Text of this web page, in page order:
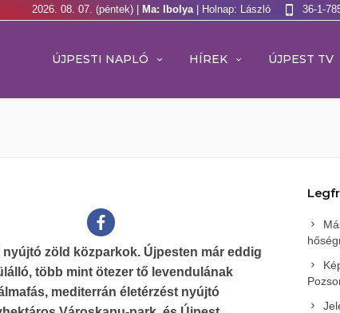
2026. 08. 07. (péntek) | Ma: Ibolya | Holnap: László 36-1-
ÚJPESTI NAPLÓ HÍREK ÚJPEST TV
zöld közparkok. Újpesten már eddig
több mint ötezer tő levendulának
mediterrán életérzést nyújtó